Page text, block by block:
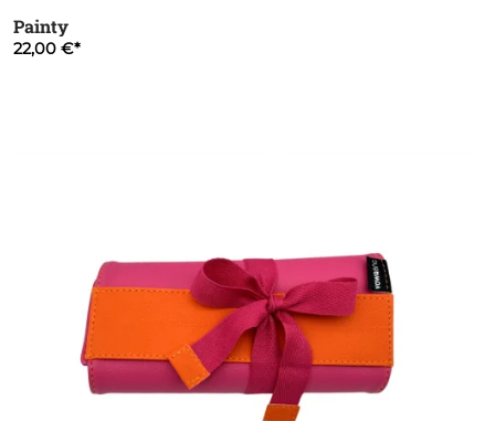
Painty
22,00 €